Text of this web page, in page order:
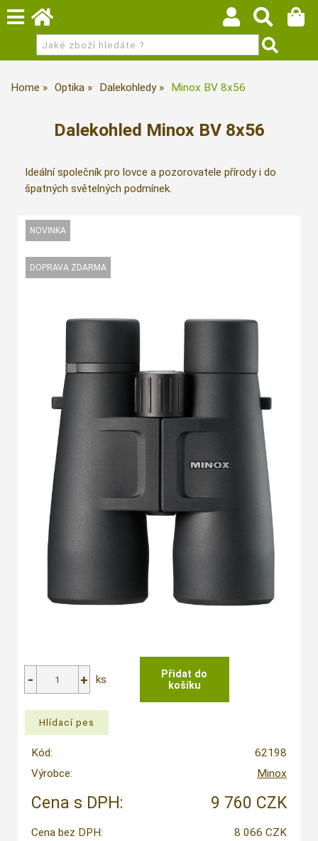
Home Optika Dalekohledy Minox BV 8x56
Dalekohled Minox BV 8x56
Ideální společník pro lovce a pozorovatele přírody i do
špatných světelných podmínek.
ks
Kód:
62198
Výrobce:
Minox
Cena s DPH: 9 760 CZK
Cena bez DPH:
8 066 CZK